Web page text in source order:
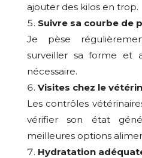
ajouter des kilos en trop.
Suivre sa courbe de
Je pèse
surveiller sa forme et
nécessaire.
Visites chez le
Les contrôles
vérifier son état
meilleures options
Hydratation